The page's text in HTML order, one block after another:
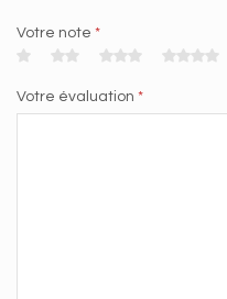
Votre note *
Votre évaluation *